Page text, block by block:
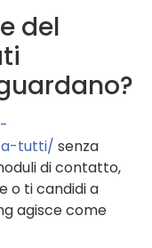
del
a-tutti/ senza
di contatto,
o ti candidi a
agisce come